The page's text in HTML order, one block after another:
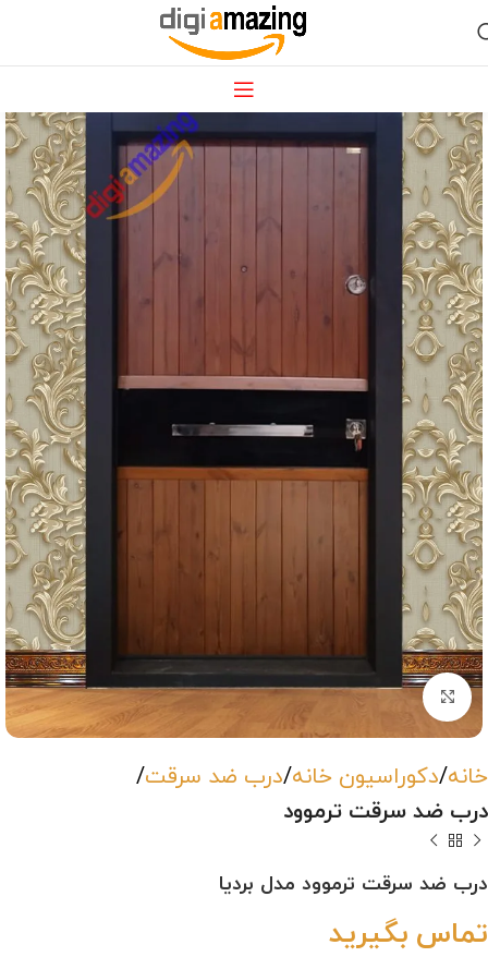
بزرگنمایی تصویر
خانه دکوراسیون خانه درب ضد سرقت
درب ضد سرقت ترموود
درب ضد سرقت ترموود مدل بردیا
تماس بگیرید